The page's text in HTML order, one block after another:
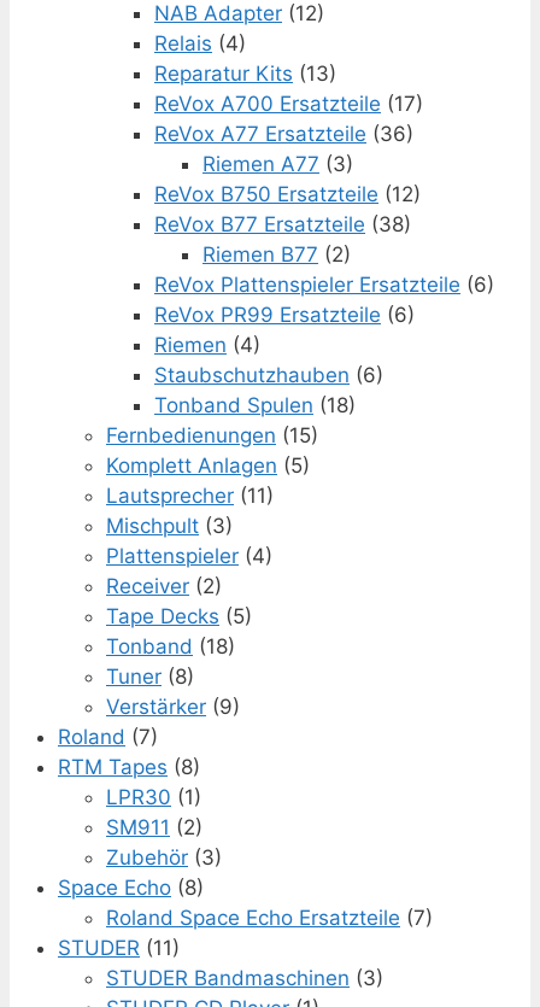
NAB Adapter (12)
Relais (4)
Reparatur Kits (13)
ReVox A700 Ersatzteile (17)
ReVox A77 Ersatzteile (36)
Riemen A77 (3)
ReVox B750 Ersatzteile (12)
ReVox B77 Ersatzteile (38)
Riemen B77 (2)
ReVox Plattenspieler Ersatzteile (6)
ReVox PR99 Ersatzteile (6)
Riemen (4)
Staubschutzhauben (6)
Tonband Spulen (18)
Fernbedienungen (15)
Komplett Anlagen (5)
Lautsprecher (11)
Mischpult (3)
Plattenspieler (4)
Receiver (2)
Tape Decks (5)
Tonband (18)
Tuner (8)
Verstärker (9)
Roland (7)
RTM Tapes (8)
LPR30 (1)
SM911 (2)
Zubehör (3)
Space Echo (8)
Roland Space Echo Ersatzteile (7)
STUDER (11)
STUDER Bandmaschinen (3)